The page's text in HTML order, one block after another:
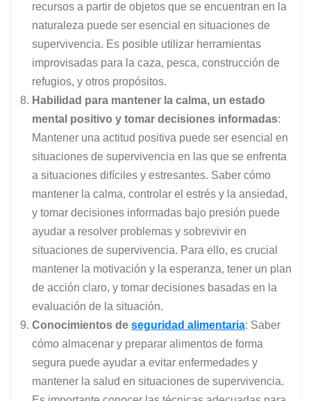
recursos a partir de objetos que se encuentran en la
naturaleza puede ser esencial en situaciones de
supervivencia. Es posible utilizar herramientas
improvisadas para la caza, pesca, construcción de
refugios, y otros propósitos.
Habilidad para mantener la calma, un estado
mental positivo y tomar decisiones informadas:
Mantener una actitud positiva puede ser esencial en
situaciones de supervivencia en las que se enfrenta
a situaciones difíciles y estresantes. Saber cómo
mantener la calma, controlar el estrés y la ansiedad,
y tomar decisiones informadas bajo presión puede
ayudar a resolver problemas y sobrevivir en
situaciones de supervivencia. Para ello, es crucial
mantener la motivación y la esperanza, tener un plan
de acción claro, y tomar decisiones basadas en la
evaluación de la situación.
Conocimientos de seguridad alimentaria: Saber
cómo almacenar y preparar alimentos de forma
segura puede ayudar a evitar enfermedades y
mantener la salud en situaciones de supervivencia.